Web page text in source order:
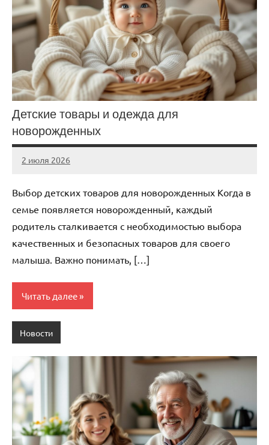
Детские товары и одежда для
новорожденных
2 июля 2026
Avtor
Нет
Выбор детских товаров для новорожденных Когда в
семье появляется новорожденный, каждый
родитель сталкивается с необходимостью выбора
качественных и безопасных товаров для своего
малыша. Важно понимать, […]
Читать далее
Новости